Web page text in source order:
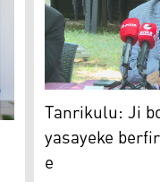
îmze kir
Tanrikulu: Ji bo
Tanrikulu: Ji
yasayeke
e